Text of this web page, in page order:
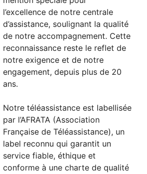
l’excellence de notre centrale
d’assistance, soulignant la qualité
de notre accompagnement. Cette
reconnaissance reste le reflet de
notre exigence et de notre
engagement, depuis plus de 20
ans.
Notre téléassistance est labellisée
par l’AFRATA (Association
Française de Téléassistance), un
label reconnu qui garantit un
service fiable, éthique et
conforme à une charte de qualité